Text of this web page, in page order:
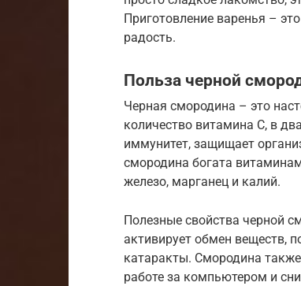
Приготовление варенья –
радость.
Польза черной
Черная смородина – это
количество витамина С, в
иммунитет, защищает
смородина богата
железо, марганец и калий.
Полезные свойства черной
активирует обмен веществ,
катаракты. Смородина также
работе за компьютером и